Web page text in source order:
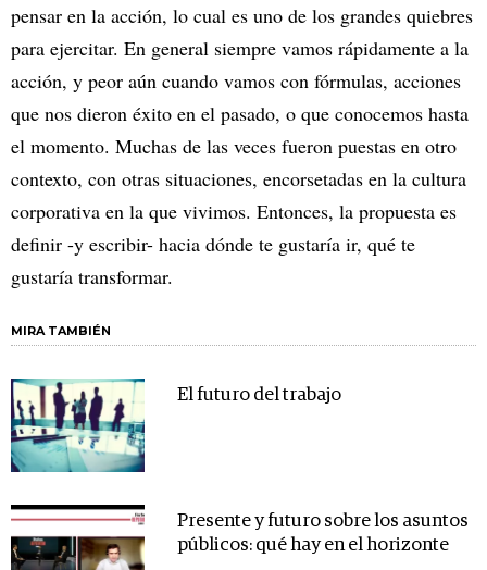
pensar en la acción, lo cual es uno de los grandes quiebres
para ejercitar. En general siempre vamos rápidamente a la
acción, y peor aún cuando vamos con fórmulas, acciones
que nos dieron éxito en el pasado, o que conocemos hasta
el momento. Muchas de las veces fueron puestas en otro
contexto, con otras situaciones, encorsetadas en la cultura
corporativa en la que vivimos. Entonces, la propuesta es
definir -y escribir- hacia dónde te gustaría ir, qué te
gustaría transformar.
MIRA TAMBIÉN
El futuro del trabajo
Presente y futuro sobre los asuntos
públicos: qué hay en el horizonte